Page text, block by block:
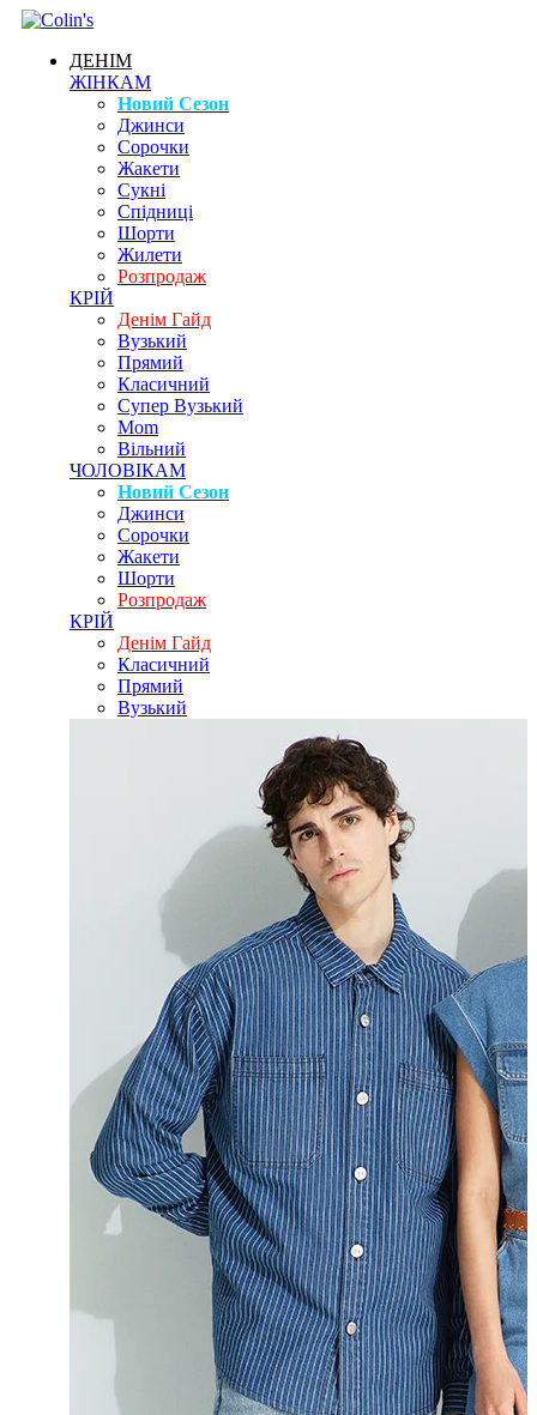
ДЕНІМ
ЖІНКАМ
Новий Сезон
Джинси
Сорочки
Жакети
Сукні
Спідниці
Шорти
Жилети
Розпродаж
КРІЙ
Денім Гайд
Вузький
Прямий
Класичний
Супер Вузький
Mom
Вільний
ЧОЛОВІКАМ
Новий Сезон
Джинси
Сорочки
Жакети
Шорти
Розпродаж
КРІЙ
Денім Гайд
Класичний
Прямий
Вузький